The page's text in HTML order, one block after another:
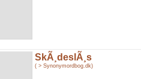
SkÃ¸deslÃ¸s
( > Synonymordbog.dk)